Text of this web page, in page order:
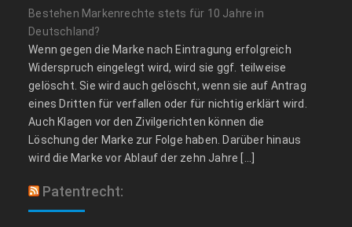
Bestehen Markenrechte stets für 10 Jahre in
Deutschland?
Wenn gegen die Marke nach Eintragung erfolgreich
Widerspruch eingelegt wird, wird sie ggf. teilweise
gelöscht. Sie wird auch gelöscht, wenn sie auf Antrag
eines Dritten für verfallen oder für nichtig erklärt wird.
Auch Klagen vor den Zivilgerichten können die
Löschung der Marke zur Folge haben. Darüber hinaus
wird die Marke vor Ablauf der zehn Jahre […]
Patentrecht: